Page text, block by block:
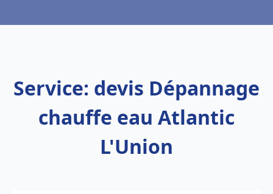
Service: devis Dépannage
chauffe eau Atlantic
L'Union